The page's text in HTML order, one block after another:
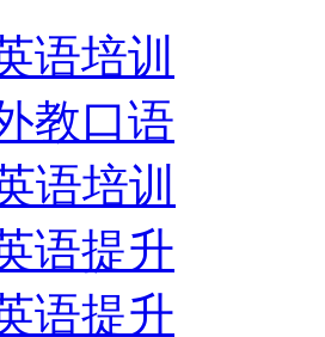
语培训
教口语
语培训
语提升
语提升